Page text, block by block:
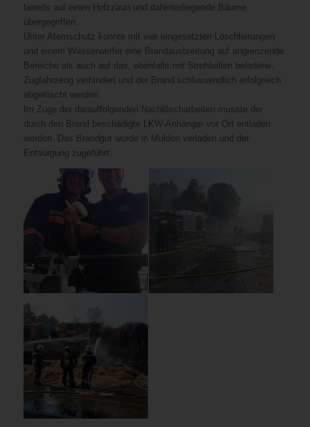
bereits auf einen Holzzaun und dahinterliegende Bäume
übergegriffen.
Unter Atemschutz konnte mit vier eingesetzten Löschleitungen
und einem Wasserwerfer eine Brandausbreitung auf angrenzende
Bereiche als auch auf das, ebenfalls mit Strohballen beladene,
Zugfahrzeug verhindert und der Brand schlussendlich erfolgreich
abgelöscht werden.
Im Zuge der darauffolgenden Nachlöscharbeiten musste der
durch den Brand beschädigte LKW-Anhänger vor Ort entladen
werden. Das Brandgut wurde in Mulden verladen und der
Entsorgung zugeführt.